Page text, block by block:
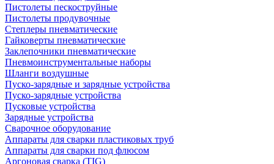
Пистолеты пескоструйные
Пистолеты продувочные
Степлеры пневматические
Гайковерты пневматические
Заклепочники пневматические
Пневмоинструментальные наборы
Шланги воздушные
Пуско-зарядные и зарядные устройства
Пуско-зарядные устройства
Пусковые устройства
Зарядные устройства
Сварочное оборудование
Аппараты для сварки пластиковых труб
Аппараты для сварки под флюсом
Аргоновая сварка (TIG)